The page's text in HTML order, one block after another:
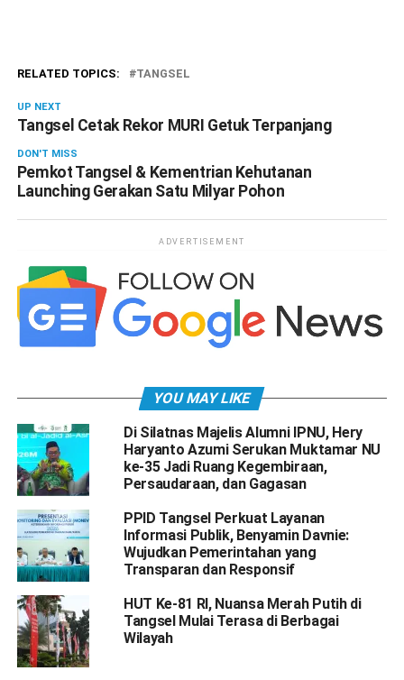
RELATED TOPICS: TANGSEL
UP NEXT
Tangsel Cetak Rekor MURI Getuk Terpanjang
DON'T MISS
Pemkot Tangsel & Kementrian Kehutanan
Launching Gerakan Satu Milyar Pohon
ADVERTISEMENT
YOU MAY LIKE
Di Silatnas Majelis Alumni IPNU, Hery
Haryanto Azumi Serukan Muktamar NU
ke-35 Jadi Ruang Kegembiraan,
Persaudaraan, dan Gagasan
PPID Tangsel Perkuat Layanan
Informasi Publik, Benyamin Davnie:
Wujudkan Pemerintahan yang
Transparan dan Responsif
HUT Ke-81 RI, Nuansa Merah Putih di
Tangsel Mulai Terasa di Berbagai
Wilayah